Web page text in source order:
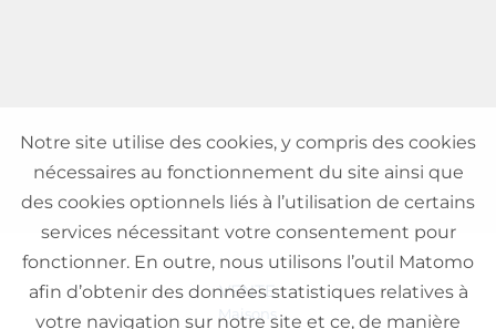
VENTE
Maisons
Notre site utilise des cookies, y compris des cookies
nécessaires au fonctionnement du site ainsi que
des cookies optionnels liés à l’utilisation de certains
services nécessitant votre consentement pour
fonctionner. En outre, nous utilisons l’outil Matomo
afin d’obtenir des données statistiques relatives à
votre navigation sur notre site et ce, de manière